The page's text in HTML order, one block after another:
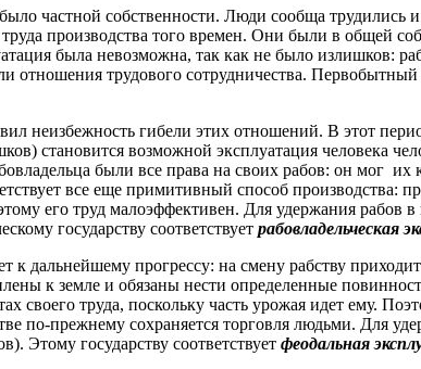
частной собственности. Люди сообща трудились
производства того времен. Они были в общей
была невозможна, так как не было излишков:
отношения трудового сотрудничества.
неизбежность гибели этих отношений. В этот
становится возможной эксплуатация человека
были все права на своих рабов: он мог
все еще примитивный способ производства:
его труд малоэффективен. Для удержания рабов в
государству соответствует рабовладельческая
к дальнейшему прогрессу: на смену рабству приходит
к земле и обязаны нести определенные
своего труда, поскольку часть урожая идет ему.
по-прежнему сохраняется торговля людьми. Для
Этому государству соответствует феодальная